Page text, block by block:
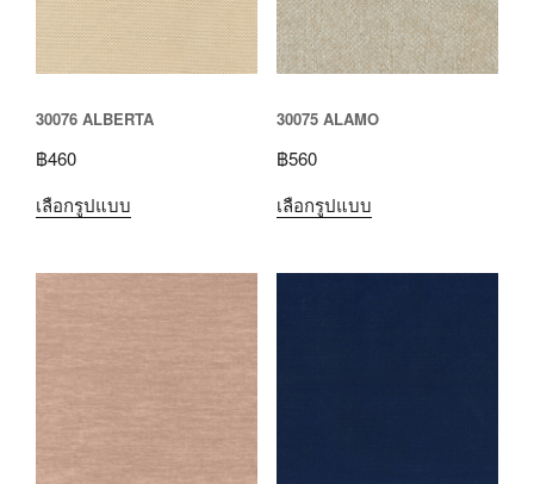
30076 ALBERTA
฿460
เลือกรูปแบบ
30075 ALAMO
฿560
เลือกรูปแบบ